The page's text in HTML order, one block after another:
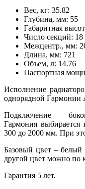
Вес, кг: 35.82
Глубина, мм: 55
Габаритная
Число секций: 18
Межцентр., мм:
Длина, мм: 721
Объем, л: 14.76
Паспортная
Исполнение
однорядной Гармонии
Подключение –
Гармония выбирается
300 до 2000 мм. При
Базовый цвет –
другой цвет можно по
Гарантия 5 лет.